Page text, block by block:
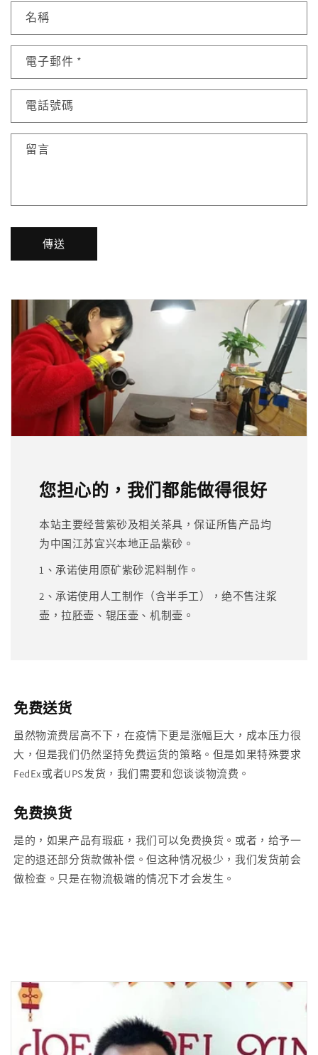
名稱
電子郵件 *
電話號碼
留言
傳送
您担心的，我们都能做得很好
本站主要经营紫砂及相关茶具，保证所售产品均
为中国江苏宜兴本地正品紫砂。
1、承诺使用原矿紫砂泥料制作。
2、承诺使用人工制作（含半手工），绝不售注浆
壶，拉胚壶、辊压壶、机制壶。
免费送货
虽然物流费居高不下，在疫情下更是涨幅巨大，成本压力很
大，但是我们仍然坚持免费运货的策略。但是如果特殊要求
FedEx或者UPS发货，我们需要和您谈谈物流费。
免费换货
是的，如果产品有瑕疵，我们可以免费换货。或者，给予一
定的退还部分货款做补偿。但这种情况极少，我们发货前会
做检查。只是在物流极端的情况下才会发生。